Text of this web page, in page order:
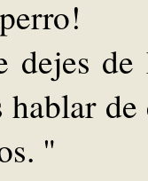
dejes
hablar
"